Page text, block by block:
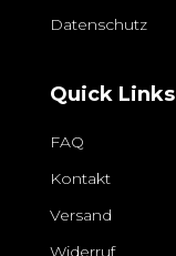
Datenschutz
Quick Links
FAQ
Kontakt
Versand